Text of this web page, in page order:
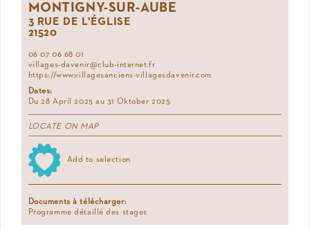
MONTIGNY-SUR-AUBE
3 RUE DE L'ÉGLISE
21520
06 07 06 68 01
villages-davenir@club-internet.fr
https://www.villagesanciens-villagesdavenir.com
Dates:
Du 28 April 2025 au 31 Oktober 2025
LOCATE ON MAP
Add to selection
Documents à télécharger:
Programme détaillé des stages